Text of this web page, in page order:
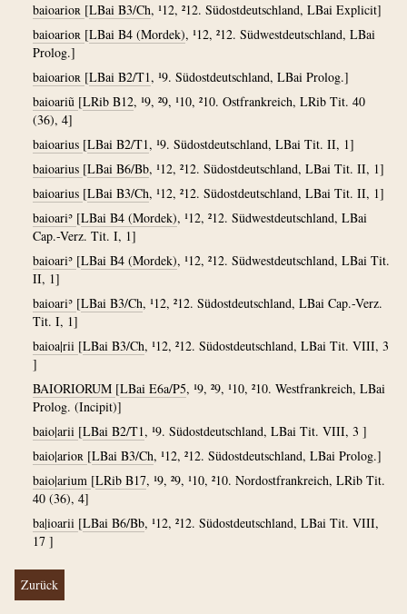
baioarioʀ [LBai B3/Ch, ¹12, ²12. Südostdeutschland, LBai Explicit]
baioarioʀ [LBai B4 (Mordek), ¹12, ²12. Südwestdeutschland, LBai
Prolog.]
baioarioʀ [LBai B2/T1, ¹9. Südostdeutschland, LBai Prolog.]
baioariũ [LRib B12, ¹9, ²9, ¹10, ²10. Ostfrankreich, LRib Tit. 40
(36), 4]
baioarius [LBai B2/T1, ¹9. Südostdeutschland, LBai Tit. II, 1]
baioarius [LBai B6/Bb, ¹12, ²12. Südostdeutschland, LBai Tit. II, 1]
baioarius [LBai B3/Ch, ¹12, ²12. Südostdeutschland, LBai Tit. II, 1]
baioariʾ [LBai B4 (Mordek), ¹12, ²12. Südwestdeutschland, LBai
Cap.-Verz. Tit. I, 1]
baioariʾ [LBai B4 (Mordek), ¹12, ²12. Südwestdeutschland, LBai Tit.
II, 1]
baioariʾ [LBai B3/Ch, ¹12, ²12. Südostdeutschland, LBai Cap.-Verz.
Tit. I, 1]
baioa|rii [LBai B3/Ch, ¹12, ²12. Südostdeutschland, LBai Tit. VIII, 3
]
BAIORIORUM [LBai E6a/P5, ¹9, ²9, ¹10, ²10. Westfrankreich, LBai
Prolog. (Incipit)]
baio|arii [LBai B2/T1, ¹9. Südostdeutschland, LBai Tit. VIII, 3 ]
baio|arioʀ [LBai B3/Ch, ¹12, ²12. Südostdeutschland, LBai Prolog.]
baio|arium [LRib B17, ¹9, ²9, ¹10, ²10. Nordostfrankreich, LRib Tit.
40 (36), 4]
ba|ioarii [LBai B6/Bb, ¹12, ²12. Südostdeutschland, LBai Tit. VIII,
17 ]
Zurück